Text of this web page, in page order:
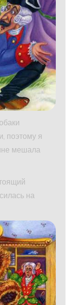
поэтому я
мешала
на